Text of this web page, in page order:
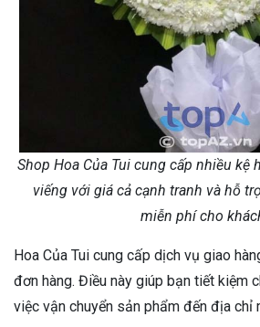
Shop Hoa Của Tui cung cấp nhiều kệ
viếng với giá cả cạnh tranh và hỗ
miễn phí cho
Hoa Của Tui cung cấp dịch vụ giao
đơn hàng. Điều này giúp bạn tiết kiệm
việc vận chuyển sản phẩm đến địa chỉ